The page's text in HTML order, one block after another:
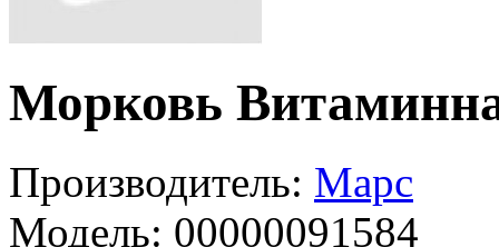
Морковь
Производитель: Марс
Модель: 00000091584